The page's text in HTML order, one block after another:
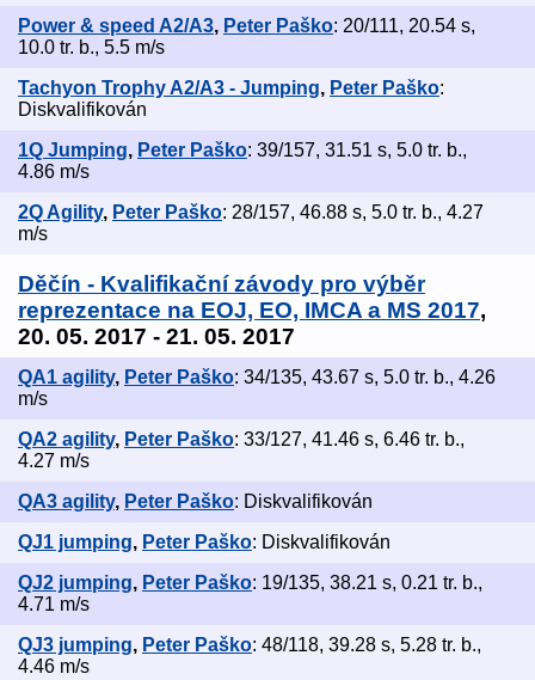
Power & speed A2/A3, Peter Paško: 20/111, 20.54 s,
10.0 tr. b., 5.5 m/s
Tachyon Trophy A2/A3 - Jumping, Peter Paško:
Diskvalifikován
1Q Jumping, Peter Paško: 39/157, 31.51 s, 5.0 tr. b.,
4.86 m/s
2Q Agility, Peter Paško: 28/157, 46.88 s, 5.0 tr. b., 4.27
m/s
Děčín - Kvalifikační závody pro výběr
reprezentace na EOJ, EO, IMCA a MS 2017,
20. 05. 2017 - 21. 05. 2017
QA1 agility, Peter Paško: 34/135, 43.67 s, 5.0 tr. b., 4.26
m/s
QA2 agility, Peter Paško: 33/127, 41.46 s, 6.46 tr. b.,
4.27 m/s
QA3 agility, Peter Paško: Diskvalifikován
QJ1 jumping, Peter Paško: Diskvalifikován
QJ2 jumping, Peter Paško: 19/135, 38.21 s, 0.21 tr. b.,
4.71 m/s
QJ3 jumping, Peter Paško: 48/118, 39.28 s, 5.28 tr. b.,
4.46 m/s